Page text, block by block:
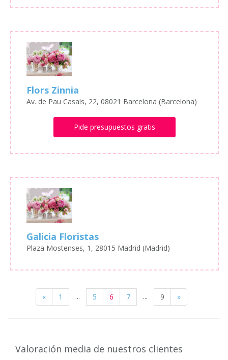
Flors Zinnia
Av. de Pau Casals, 22, 08021 Barcelona (Barcelona)
Pide presupuestos gratis
Galicia Floristas
Plaza Mostenses, 1, 28015 Madrid (Madrid)
« 1 ... 5 6 7 ... 9 »
Valoración media de nuestros clientes